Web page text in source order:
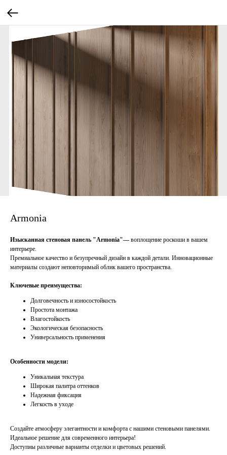
Armonia
Изысканная стеновая панель "Armonia"— воплощение роскоши в вашем
интерьере.
Премиальное качество и безупречный дизайн в каждой детали. Инновационные
материалы создают неповторимый облик вашего пространства.
Ключевые преимущества:
Долговечность и износостойкость
Простота монтажа
Влагостойкость
Экологическая безопасность
Универсальность применения
Особенности модели:
Уникальная текстура
Широкая палитра оттенков
Надежная фиксация
Легкость в уходе
Создайте атмосферу элегантности и комфорта с нашими стеновыми панелями.
Идеальное решение для современного интерьера!
Доступны различные варианты отделки и цветовых решений.